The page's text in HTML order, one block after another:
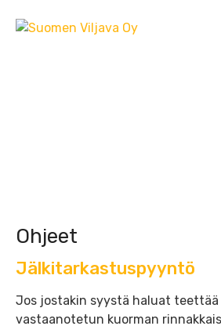
Ohjeet
Jälkitarkastuspyyntö
Jos jostakin syystä haluat teettää
vastaanotetun kuorman